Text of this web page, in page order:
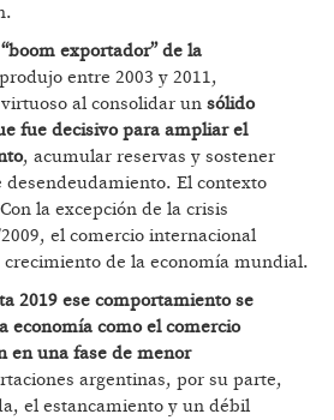
“boom exportador” de la
entre 2003 y 2011,
al consolidar un sólido
fue decisivo para ampliar el
, acumular reservas y sostener
El contexto
la excepción de la crisis
el comercio internacional
de la economía mundial.
2019 ese comportamiento se
economía como el comercio
en una fase de menor
argentinas, por su parte,
el estancamiento y un débil